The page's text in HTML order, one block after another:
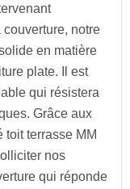
notre
en matière
plate. Il est
qui résistera
Grâce aux
terrasse MM
nos
qui réponde